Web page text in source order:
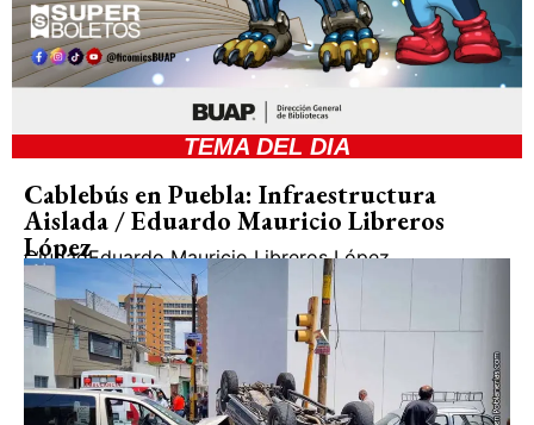
TEMA DEL DIA
Cablebús en Puebla: Infraestructura
Aislada / Eduardo Mauricio Libreros
López
CiudadEduardo Mauricio Libreros López